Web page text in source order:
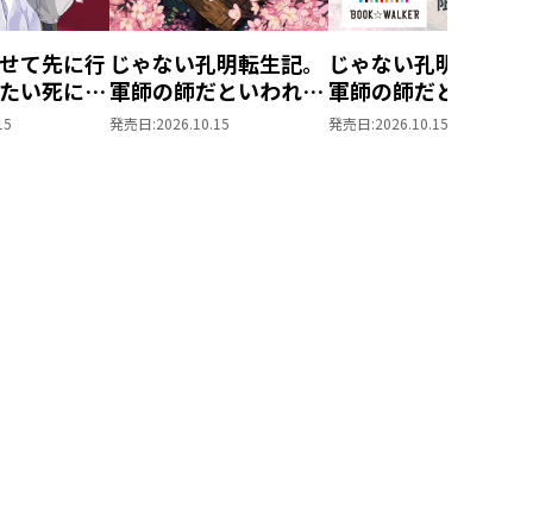
て先に行
い死にた
宇宙下剋
じゃない孔明転生記。
軍師の師だといわれま
しても5
発売日:2026.10.15
じゃない孔明転生記
軍師の師だといわれ
しても
発売日:2026.10.15